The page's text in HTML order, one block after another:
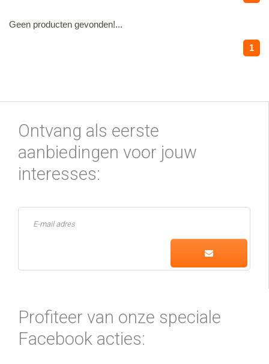
Geen producten gevonden!...
1
Ontvang als eerste
aanbiedingen voor jouw
interesses:
Profiteer van onze speciale
Facebook acties: